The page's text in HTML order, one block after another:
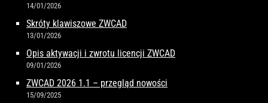
14/01/2026
Skróty klawiszowe ZWCAD
13/01/2026
Opis aktywacji i zwrotu licencji ZWCAD
09/01/2026
ZWCAD 2026 1.1 – przegląd nowości
15/09/2025